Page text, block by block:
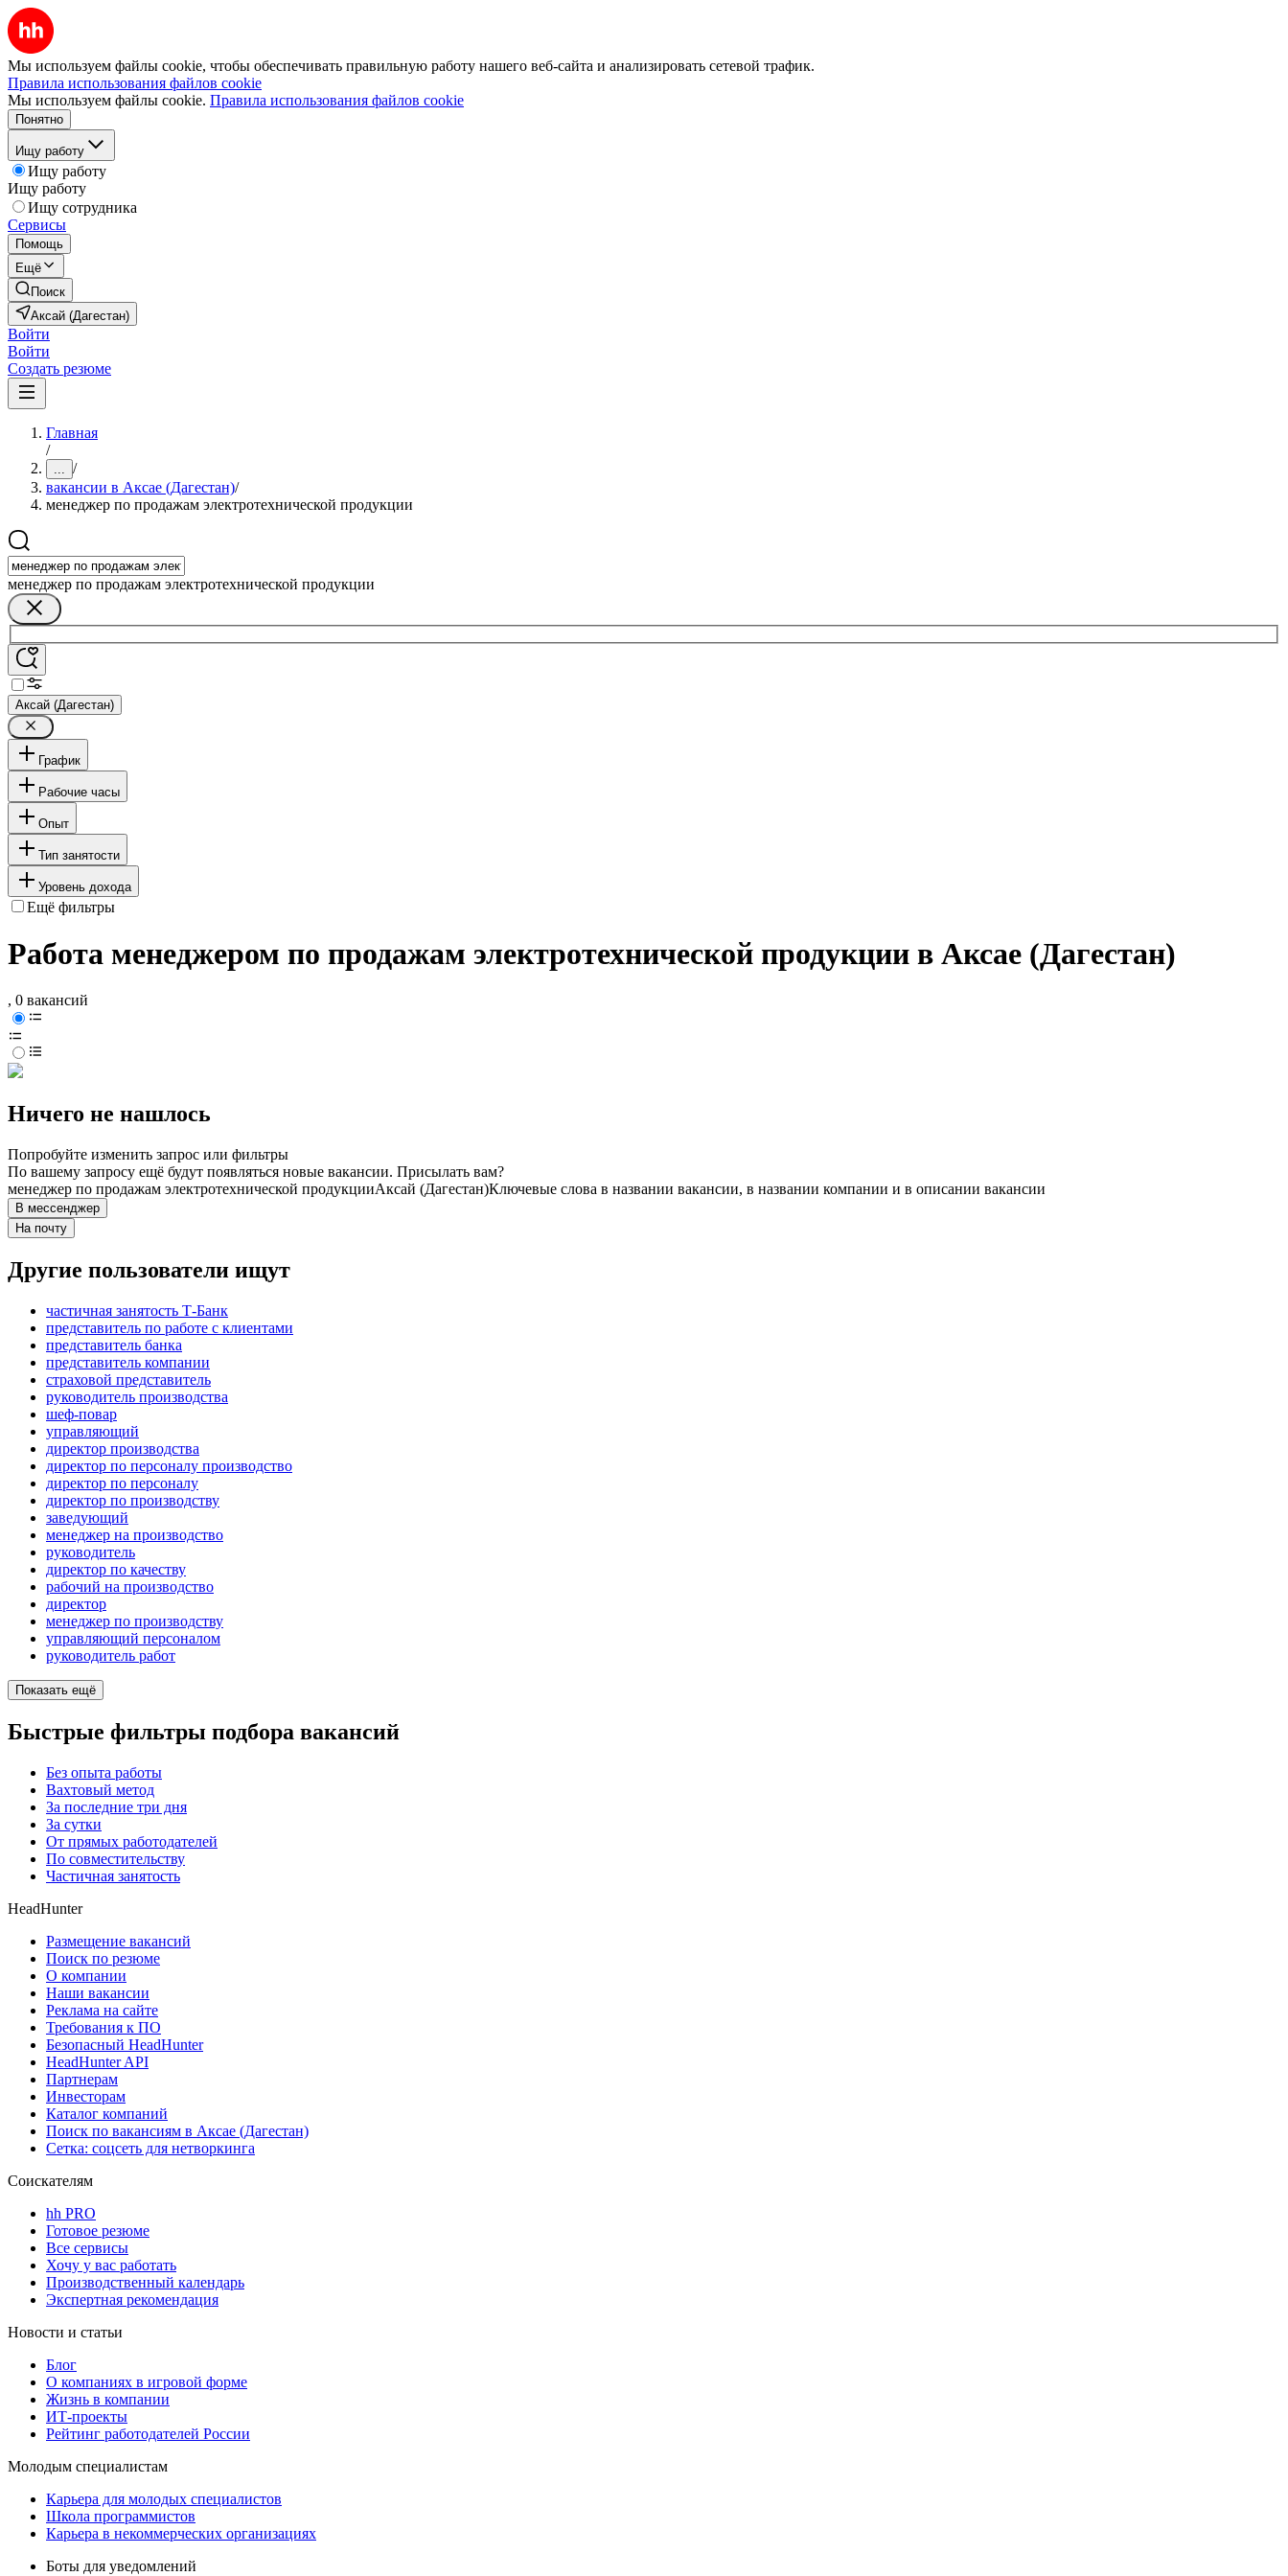
Мы используем файлы cookie, чтобы обеспечивать правильную работу нашего веб-сайта и анализировать сетевой трафик.
Правила использования файлов cookie
Мы используем файлы cookie. Правила использования файлов cookie
Понятно
Ищу работу
Ищу работу
Ищу работу
Ищу сотрудника
Сервисы
Помощь
Ещё
Поиск
Аксай (Дагестан)
Войти
Войти
Создать резюме
Главная
/
... /
вакансии в Аксае (Дагестан)/
менеджер по продажам электротехнической продукции
менеджер по продажам электротехнической продукции
Аксай (Дагестан)
График
Рабочие часы
Опыт
Тип занятости
Уровень дохода
Ещё фильтры
Работа менеджером по продажам электротехнической продукции в Аксае (Дагестан)
, 0 вакансий
Ничего не нашлось
Попробуйте изменить запрос или фильтры
По вашему запросу ещё будут появляться новые вакансии. Присылать вам?
менеджер по продажам электротехнической продукцииАксай (Дагестан)Ключевые слова в названии вакансии, в названии компании и в описании вакансии
В мессенджер
На почту
Другие пользователи ищут
частичная занятость Т-Банк
представитель по работе с клиентами
представитель банка
представитель компании
страховой представитель
руководитель производства
шеф-повар
управляющий
директор производства
директор по персоналу производство
директор по персоналу
директор по производству
заведующий
менеджер на производство
руководитель
директор по качеству
рабочий на производство
директор
менеджер по производству
управляющий персоналом
руководитель работ
Показать ещё
Быстрые фильтры подбора вакансий
Без опыта работы
Вахтовый метод
За последние три дня
За сутки
От прямых работодателей
По совместительству
Частичная занятость
HeadHunter
Размещение вакансий
Поиск по резюме
О компании
Наши вакансии
Реклама на сайте
Требования к ПО
Безопасный HeadHunter
HeadHunter API
Партнерам
Инвесторам
Каталог компаний
Поиск по вакансиям в Аксае (Дагестан)
Сетка: соцсеть для нетворкинга
Соискателям
hh PRO
Готовое резюме
Все сервисы
Хочу у вас работать
Производственный календарь
Экспертная рекомендация
Новости и статьи
Блог
О компаниях в игровой форме
Жизнь в компании
ИТ-проекты
Рейтинг работодателей России
Молодым специалистам
Карьера для молодых специалистов
Школа программистов
Карьера в некоммерческих организациях
Боты для уведомлений